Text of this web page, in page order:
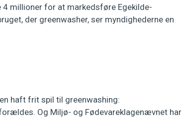
millioner for at markedsføre Egekilde-
der greenwasher, ser myndighederne en
haft frit spil til greenwashing:
Og Miljø- og Fødevareklagenævnet har